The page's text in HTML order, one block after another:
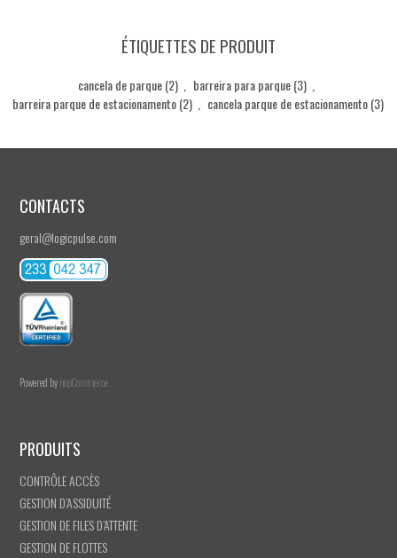
ÉTIQUETTES DE PRODUIT
cancela de parque(2) , barreira para parque(3) ,
barreira parque de estacionamento(2) , cancela parque de estacionamento(3)
CONTACTS
geral@logicpulse.com
Powered bynopCommerce
PRODUITS
CONTRÔLE ACCÈS
GESTION D’ASSIDUITÉ
GESTION DE FILES D’ATTENTE
GESTION DE FLOTTES